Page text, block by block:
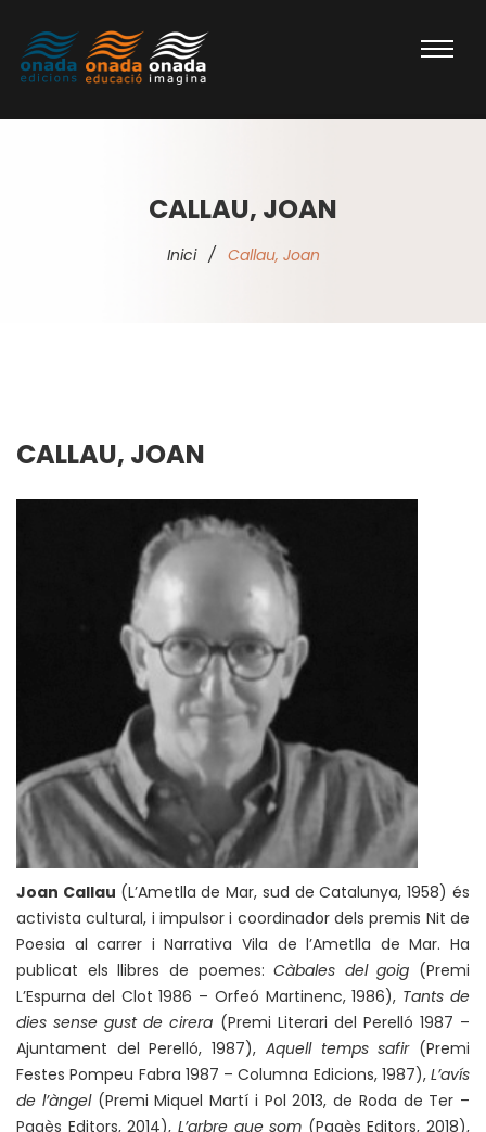
CALLAU, JOAN
Inici / Callau, Joan
CALLAU, JOAN
Joan Callau (L’Ametlla de Mar, sud de Catalunya, 1958) és
activista cultural, i impulsor i coordinador dels premis Nit de
Poesia al carrer i Narrativa Vila de l’Ametlla de Mar. Ha
publicat els llibres de poemes:Càbales del goig (Premi
L’Espurna del Clot 1986 – Orfeó Martinenc, 1986), Tants de
dies sense gust de cirera (Premi Literari del Perelló 1987 –
Ajuntament del Perelló, 1987), Aquell temps safir(Premi
Festes Pompeu Fabra 1987 – Columna Edicions, 1987), L’avís
de l’àngel(Premi Miquel Martí i Pol 2013, de Roda de Ter –
Pagès Editors, 2014), L’arbre que som (Pagès Editors, 2018),